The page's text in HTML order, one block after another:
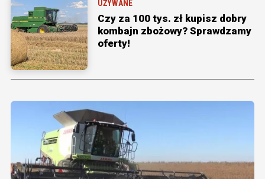
UŻYWANE
Czy za 100 tys. zł kupisz dobry
kombajn zbożowy? Sprawdzamy
oferty!